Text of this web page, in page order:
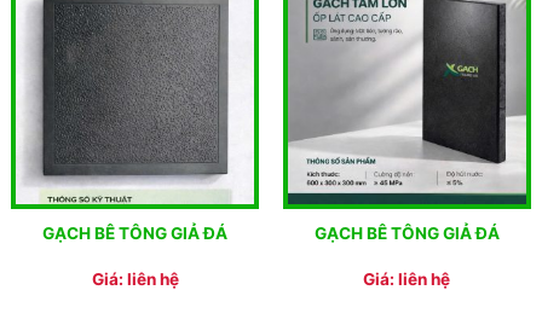
GẠCH BÊ TÔNG GIẢ ĐÁ
Giá: liên hệ
GẠCH BÊ TÔNG GIẢ ĐÁ
Giá: liên hệ